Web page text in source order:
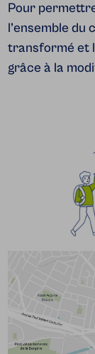
Pour
l’ensemble du
transformé et
grâce à la